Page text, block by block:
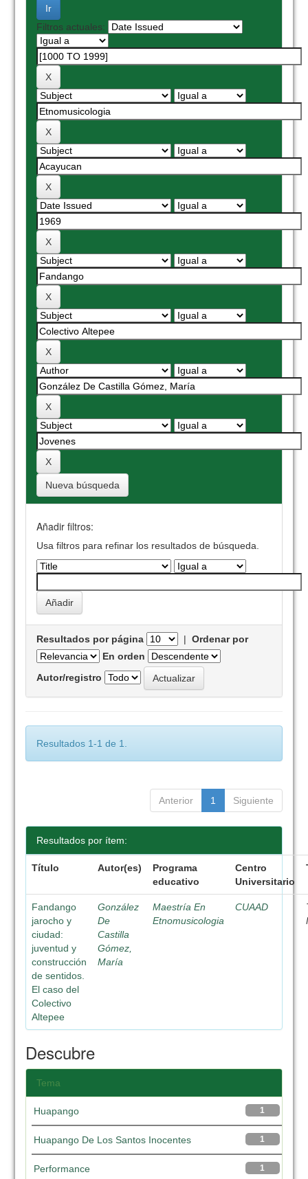
Filtros actuales:
Nueva búsqueda
Añadir filtros:
Usa filtros para refinar los resultados de búsqueda.
Resultados por página |Ordenar por
En orden
Autor/registro
Resultados 1-1 de 1.
Anterior 1 Siguiente
Resultados por ítem:
Título Autor(es)
Programa
educativo
Centro
Universitario
Fandango
jarocho y
ciudad:
juventud y
construcción
de sentidos.
El caso del
Colectivo
Altepee
González
De
Castilla
Gómez,
María
Maestría En
Etnomusicologia
CUAAD
Descubre
Tema
1
Huapango
1
Huapango De Los Santos Inocentes
1
Performance